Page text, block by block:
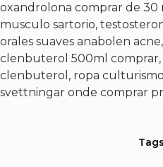
oxandrolona comprar de 30
musculo sartorio,
orales suaves anabolen
clenbuterol 500ml
clenbuterol, ropa
svettningar onde comprar
Tags